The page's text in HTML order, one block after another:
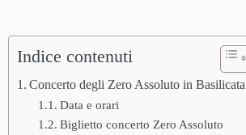
Indice contenuti
Concerto degli Zero Assoluto in Basilicata
Data e orari
Biglietto concerto Zero Assoluto